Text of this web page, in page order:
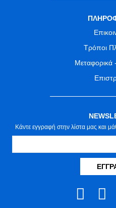
Τρόποι
Μεταφορικά
Κάντε εγγραφή στην λίστα μας και